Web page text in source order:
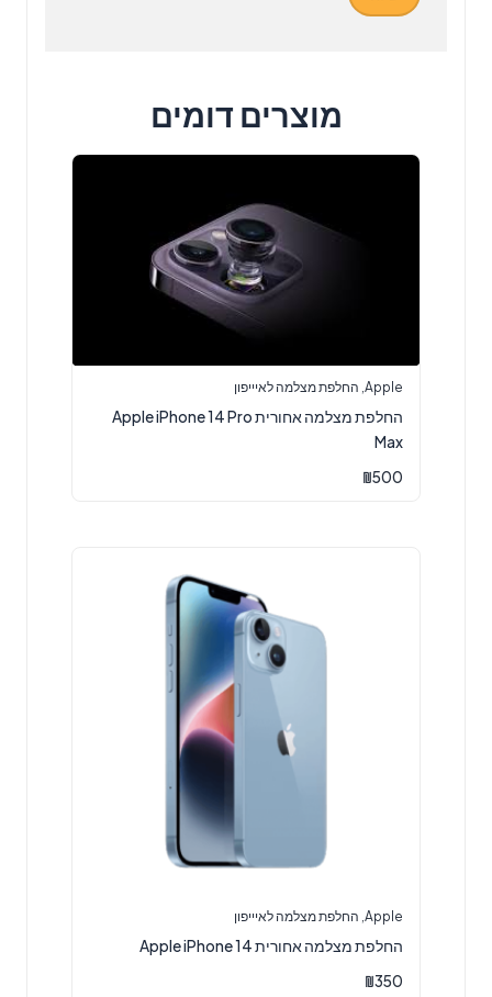
מוצרים דומים
Apple
, החלפת מצלמה לאיייפון
החלפת מצלמה אחורית Apple iPhone 14 Pro
Max
₪500
Apple החלפת מצלמה לאיייפון
החלפת מצלמה אחורית Apple iPhone 14
₪350